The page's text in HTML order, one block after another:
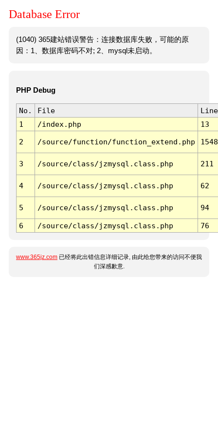
Database Error
(1040) 365建站错误警告：连接数据库失败，可能的原
因：1、数据库密码不对; 2、mysql未启动。
PHP Debug
No. File
Line
1
/index.php 13
2 /source/function/function_extend.php 1548
3 /source/class/jzmysql.class.php 211
4 /source/class/jzmysql.class.php 62
5 /source/class/jzmysql.class.php 94
6 /source/class/jzmysql.class.php 76
www.365jz.com 已经将此出错信息详细记录, 由此给您带来的访问不便我
们深感歉意.